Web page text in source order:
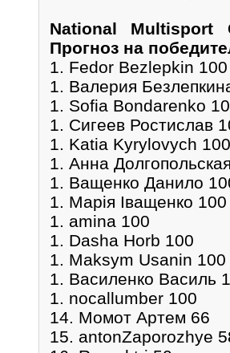
National Multisport
Прогноз на
1. Fedor Bezlepkin 100
1. Валерия
1. Sofia Bondarenko
1. Сигеев Ростислав
1. Katia Kyrylovych 100
1. Анна
1. Ващенко Данило
1. Марія Іващенко 100
1. amina 100
1. Dasha Horb 100
1. Maksym Usanin 100
1. Василенко Василь
1. nocallumber 100
14. Момот Артем 66
15. antonZaporozhye